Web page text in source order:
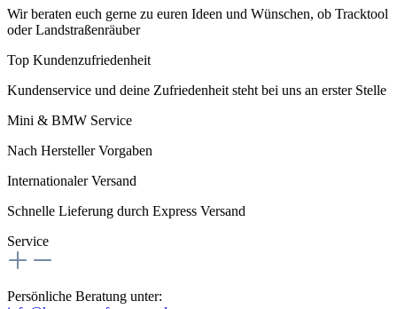
Wir beraten euch gerne zu euren Ideen und Wünschen, ob Tracktool
oder Landstraßenräuber
Top Kundenzufriedenheit
Kundenservice und deine Zufriedenheit steht bei uns an erster Stelle
Mini & BMW Service
Nach Hersteller Vorgaben
Internationaler Versand
Schnelle Lieferung durch Express Versand
Service
Persönliche Beratung unter: